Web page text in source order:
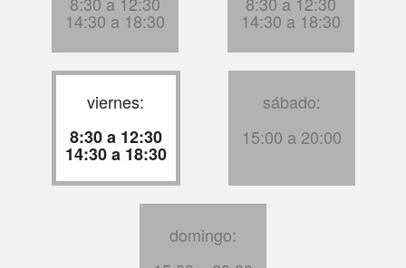
14:30 a 18:30 14:30 a 18:30
viernes:
8:30 a 12:30
14:30 a 18:30
sábado:
15:00 a 20:00
domingo: